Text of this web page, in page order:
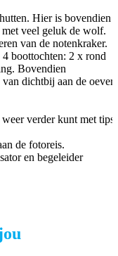
Hier is bovendien
veel geluk de wolf.
van de notenkraker.
boottochten: 2 x rond
Bovendien
dichtbij aan de oever
verder kunt met tips
de fotoreis.
en begeleider